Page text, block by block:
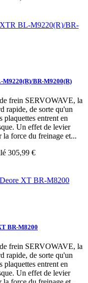
BR-M9200(R)
frein SERVOWAVE, la
rapide, de sorte qu'un
entrent en
Un effet de levier
la force du freinage et...
305,99 €
BR-M8200
frein SERVOWAVE, la
rapide, de sorte qu'un
entrent en
Un effet de levier